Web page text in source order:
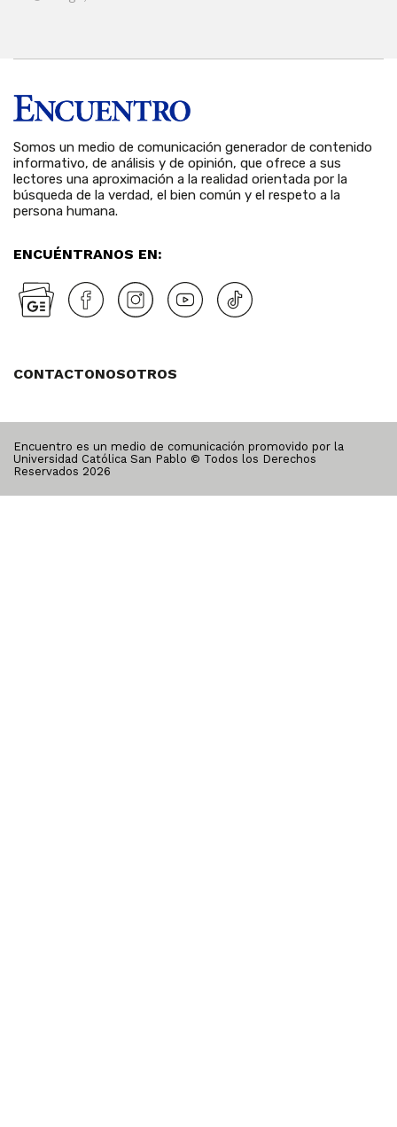
Somos un medio de comunicación generador de contenido
informativo, de análisis y de opinión, que ofrece a sus
lectores una aproximación a la realidad orientada por la
búsqueda de la verdad, el bien común y el respeto a la
persona humana.
ENCUÉNTRANOS EN:
CONTACTONOSOTROS
Encuentro es un medio de comunicación promovido por la
Universidad Católica San Pablo © Todos los Derechos
Reservados 2026